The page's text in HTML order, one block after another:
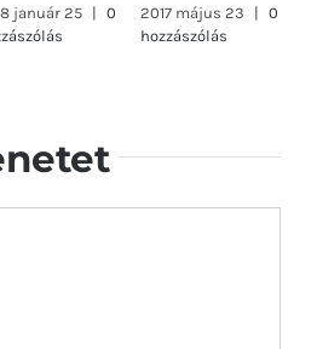
január 25 |
0
2017 május 23 |
0
hozzászólás